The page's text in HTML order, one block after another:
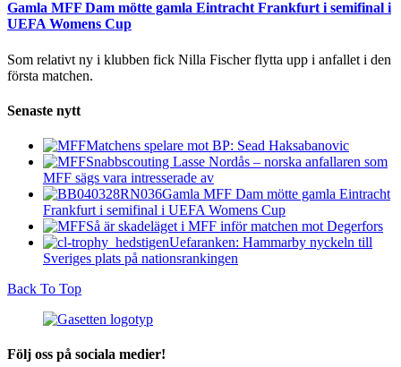
Gamla MFF Dam mötte gamla Eintracht Frankfurt i semifinal i
UEFA Womens Cup
Som relativt ny i klubben fick Nilla Fischer flytta upp i anfallet i den
första matchen.
Senaste nytt
Matchens spelare mot BP: Sead Haksabanovic
Snabbscouting Lasse Nordås – norska anfallaren som
MFF sägs vara intresserade av
Gamla MFF Dam mötte gamla Eintracht
Frankfurt i semifinal i UEFA Womens Cup
Så är skadeläget i MFF inför matchen mot Degerfors
Uefaranken: Hammarby nyckeln till
Sveriges plats på nationsrankingen
Back To Top
Följ oss på sociala medier!